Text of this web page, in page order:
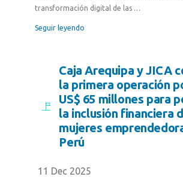
transformación digital de las …
Seguir leyendo
Caja Arequipa y JICA
la primera operación
US$ 65 millones para
la inclusión financiera
mujeres
Perú
11 Dec 2025